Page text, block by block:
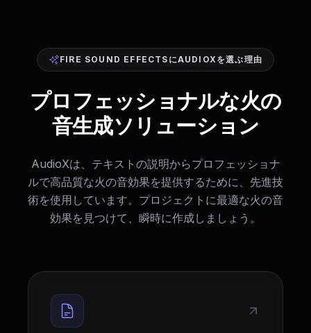
FIRE SOUND EFFECTSにAUDIOXを選ぶ理由
プロフェッショナルな火の
音生成ソリューション
AudioXは、テキストの説明からプロフェッショナ
ルで高品質な火の音効果を提供するために、先進技
術を使用しています。プロジェクトに最適な火の音
効果を見つけて、瞬時に作成しましょう。